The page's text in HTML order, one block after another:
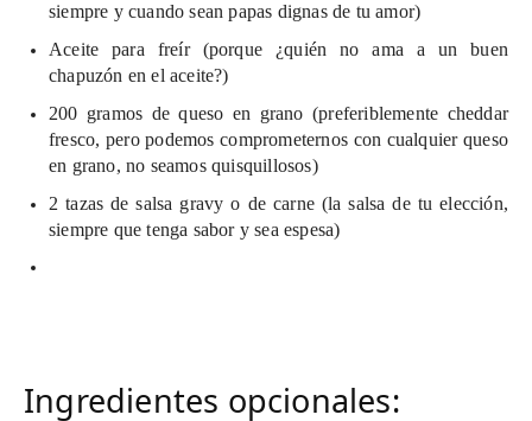
siempre y cuando sean papas dignas de tu amor)
Aceite para freír (porque ¿quién no ama a un buen
chapuzón en el aceite?)
200 gramos de queso en grano (preferiblemente cheddar
fresco, pero podemos comprometernos con cualquier queso
en grano, no seamos quisquillosos)
2 tazas de salsa gravy o de carne (la salsa de tu elección,
siempre que tenga sabor y sea espesa)
Ingredientes opcionales: